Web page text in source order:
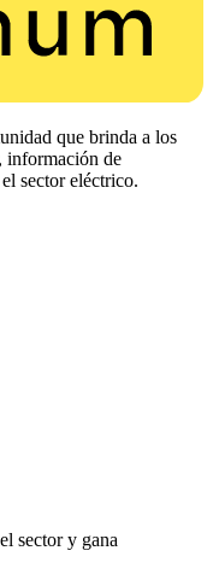
que brinda a los
información de
sector eléctrico.
sector y gana